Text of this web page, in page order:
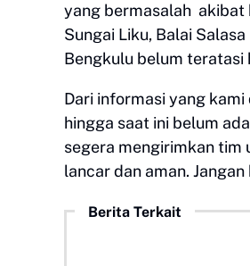
yang bermasalah akibat
Sungai Liku, Balai
Bengkulu belum teratasi
Dari informasi yang
hingga saat ini belum
segera mengirimkan tim
lancar dan aman.
Berita Terkait